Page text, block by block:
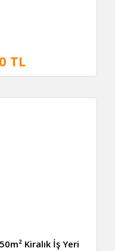
TL
Kiralık İş Yeri